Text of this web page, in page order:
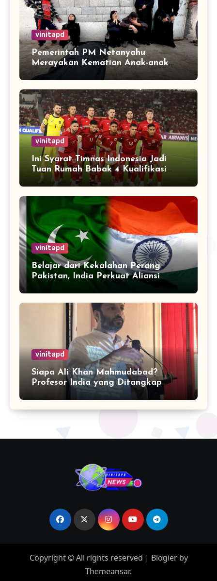
vinitapd
Pemerintah PM Netanyahu
Merayakan Kematian Anak-anak
Gaza
vinitapd
Ini Syarat Timnas Indonesia Jadi
Tuan Rumah Babak 4 Kualifikasi
Piala Dunia 2026
vinitapd
Belajar dari Kekalahan Perang
Pakistan, India Perkuat Aliansi
vinitapd
Siapa Ali Khan Mahmudabad?
Profesor India yang Ditangkap
karena Kritik Operasi Sindoor
Copyright © All rights reserved | Blogierby
Themeansar.